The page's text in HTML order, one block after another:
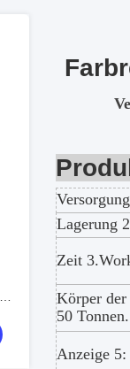
Lagerung
Zeit
Körper
50 Tonnen.
Anzeige 5: